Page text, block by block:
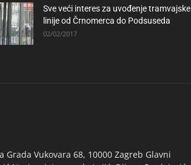
Sve veći interes za uvođenje tramvajske
linije od Črnomerca do Podsuseda
02/02/2017
Grada Vukovara 68, 10000 Zagreb Glavni